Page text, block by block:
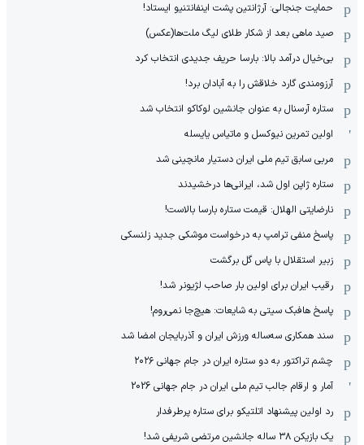
حمایت جنجالی: آرژانتین پشت اینفانتنیو ایستاد!
صید ماهی بعد از شکار طلای لیگ ملت‌ها(عکس)
بی‌خیال درآمد بالا: بارسا حریف جدیدی انتخاب کرد
آرزومندی گارد خلاقش را به آبادان برد!
ستاره آرسنال به عنوان جانشین لوکاکو انتخاب شد
اولین تمرین نیوکسل و ماتیاس یایسله
مربی سابق تیم ملی ایران دستیار مانچینی شد
ستاره ژاپن اول شد، ایرانی‌ها درخشیدند
نارضایتی الهلال: قیمت ستاره بارسا بالاست!
پاسخ منفی ترامپ به درخواست موشکی جدید زلنسکی
زبیر استقلال با پاس گل برگشت
رقیب ایران برای اولین بار صاحب لژیونر شد!
پاسخ هافبک سیتی به شایعات: هیچ‌جا نمی‌روم!
سند همکاری سه‌ساله‌ ‌ورزش ایران و آذربایجان امضا شد
چشم تراکتور به دو ستاره ایران در جام جهانی ۲۰۲۶
آمار و ارقام جالب تیم ملی ایران در جام جهانی 2026
رد اولین پیشنهاد اتلتیکو برای ستاره پرطرفدار
یک بازیکن ۳۸ ساله جانشین مرتضی شریفی شد!